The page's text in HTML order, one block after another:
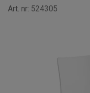
Art. nr: 524305